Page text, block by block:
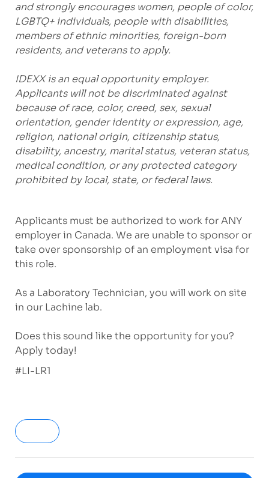
and strongly encourages women, people of color,
LGBTQ+ individuals, people with disabilities,
members of ethnic minorities, foreign-born
residents, and veterans to apply.
IDEXX is an equal opportunity employer.
Applicants will not be discriminated against
because of race, color, creed, sex, sexual
orientation, gender identity or expression, age,
religion, national origin, citizenship status,
disability, ancestry, marital status, veteran status,
medical condition, or any protected category
prohibited by local, state, or federal laws.
Applicants must be authorized to work for ANY
employer in Canada. We are unable to sponsor or
take over sponsorship of an employment visa for
this role.
As a Laboratory Technician, you will work on site
in ourLachine lab.
Does this sound like the opportunity for you?
Apply today!
#LI-LR1